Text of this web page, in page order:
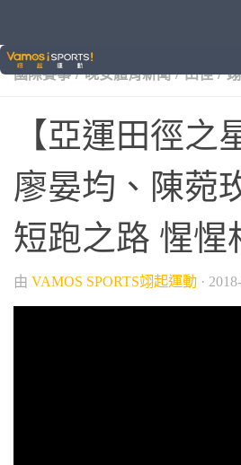
2018雅加達巨港亞運
國際賽事 / 晚安體育新聞 / 田徑 /
【亞運田徑之
廖晏均、陳菀
短跑之路 惺惺
由 VAMOS SPORTS翊起運動 ·